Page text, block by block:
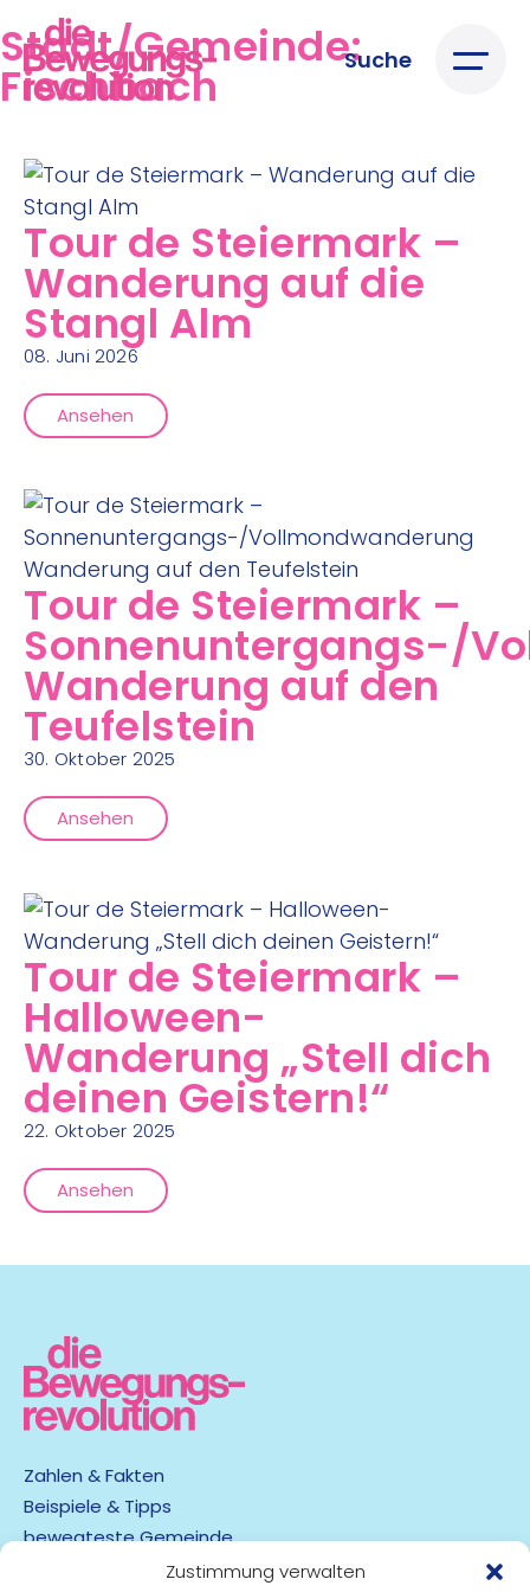
Zustimmung verwalten
Suche
Stadt/Gemeinde:
Fischbach
Tour de Steiermark –
Wanderung auf die
Stangl Alm
08. Juni 2026
Ansehen
Tour de Steiermark –
Sonnenuntergangs-/
Wanderung auf den
Teufelstein
30. Oktober 2025
Ansehen
Tour de Steiermark –
Halloween-
Wanderung „Stell dich
deinen Geistern!“
22. Oktober 2025
Ansehen
Zahlen & Fakten
Beispiele & Tipps
bewegteste Gemeinde